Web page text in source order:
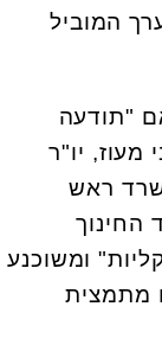
המוביל
"תודעה
מעוז, יו"ר
ראש
ומשוכנע
מתמצית